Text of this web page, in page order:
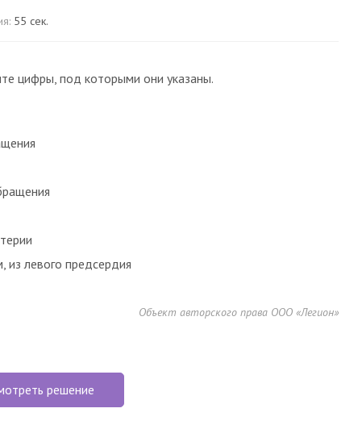
55 сек.
цифры, под которыми они указаны.
из левого предсердия
Объект авторского права ООО «Легион»
решение